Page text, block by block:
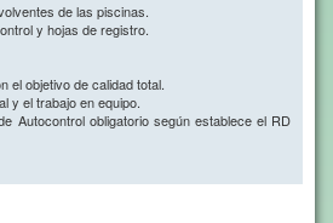
de las piscinas.
y hojas de registro.
el objetivo de calidad total.
y el trabajo en equipo.
Autocontrol obligatorio según establece el RD